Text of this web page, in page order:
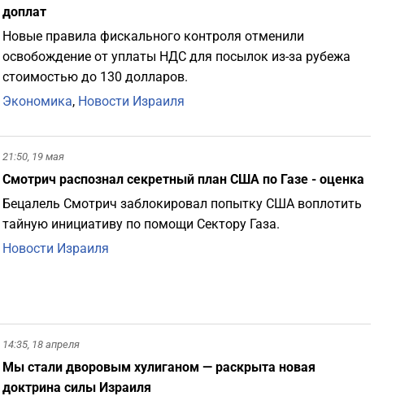
доплат
Новые правила фискального контроля отменили
освобождение от уплаты НДС для посылок из-за рубежа
стоимостью до 130 долларов.
Экономика, Новости Израиля
21:50, 19 мая
Смотрич распознал секретный план США по Газе - оценка
Бецалель Смотрич заблокировал попытку США воплотить
тайную инициативу по помощи Сектору Газа.
Новости Израиля
14:35, 18 апреля
Мы стали дворовым хулиганом — раскрыта новая
доктрина силы Израиля